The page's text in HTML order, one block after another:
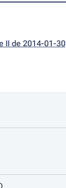
II de 2014-01-30